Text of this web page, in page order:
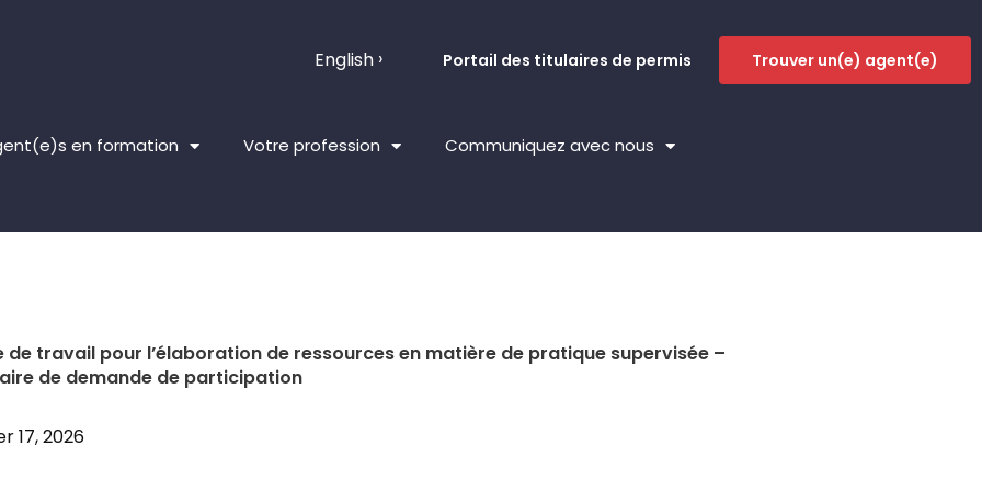
English Portail des titulaires de permis Trouver un(e) agent(e)
en formation Votre profession Communiquez avec nous
de travail pour l’élaboration de ressources en matière de pratique supervisée –
de demande de participation
17, 2026